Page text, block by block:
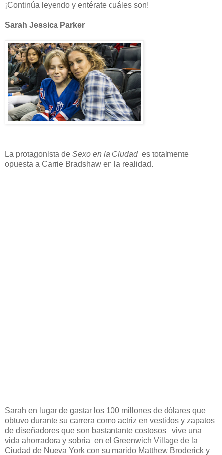
¡Continúa leyendo y entérate cuáles son!
Sarah Jessica Parker
La protagonista de Sexo en la Ciudad es totalmente
opuesta a Carrie Bradshaw en la realidad.
Sarah en lugar de gastar los 100 millones de dólares que
obtuvo durante su carrera como actriz en vestidos y zapatos
de diseñadores que son bastantante costosos, vive una
vida ahorradora y sobria en el Greenwich Village de la
Ciudad de Nueva York con su marido Matthew Broderick y